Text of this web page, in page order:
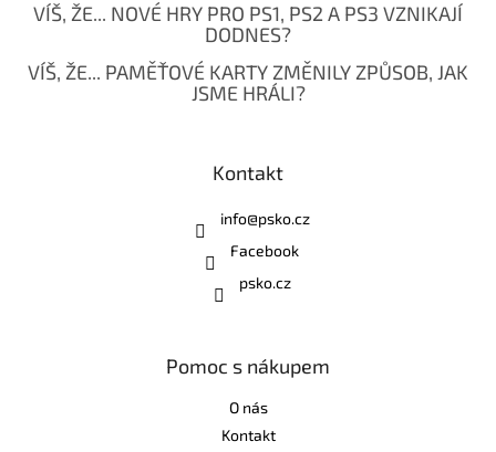
VÍŠ, ŽE... NOVÉ HRY PRO PS1, PS2 A PS3 VZNIKAJÍ
DODNES?
VÍŠ, ŽE... PAMĚŤOVÉ KARTY ZMĚNILY ZPŮSOB, JAK
JSME HRÁLI?
Kontakt
info@psko.cz
Facebook
psko.cz
Pomoc s nákupem
O nás
Kontakt